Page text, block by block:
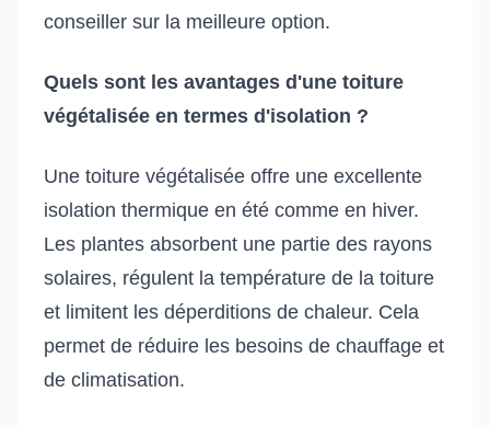
conseiller sur la meilleure option.
Quels sont les avantages d'une toiture
végétalisée en termes d'isolation ?
Une toiture végétalisée offre une excellente
isolation thermique en été comme en hiver.
Les plantes absorbent une partie des rayons
solaires, régulent la température de la toiture
et limitent les déperditions de chaleur. Cela
permet de réduire les besoins de chauffage et
de climatisation.